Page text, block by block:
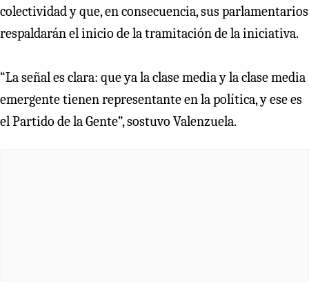
colectividad y que, en consecuencia, sus parlamentarios
respaldarán el inicio de la tramitación de la iniciativa.
“La señal es clara: que ya la clase media y la clase media
emergente tienen representante en la política, y ese es
el Partido de la Gente”, sostuvo Valenzuela.